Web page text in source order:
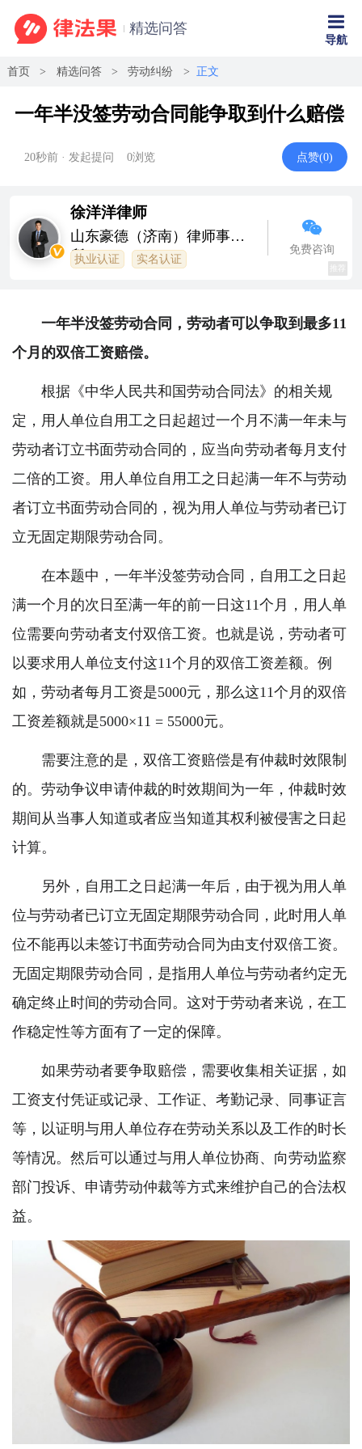
精选问答
导航
首页 精选问答 劳动纠纷 正文
一年半没签劳动合同能争取到什么赔偿
20秒前 · 发起提问 0浏览 点赞(0)
徐洋洋律师
山东豪德（济南）律师事务
所
执业认证 实名认证
免费咨询
一年半没签劳动合同，劳动者可以争取到最多11
个月的双倍工资赔偿。
根据《中华人民共和国劳动合同 法》的相关规
定，用人单位自用工之日起超过一个月不满一年未与
劳动者订立书面劳动合同的，应当向劳动者每月支付
二倍的工资。用人单位自用工之日起满一年不与劳动
者订立书面劳动合同的，视为用人单位与劳动者已订
立无固定期限劳动合同。
在本题中，一年半没签劳动合同，自用工之日起
满一个月的次日至满一年的前一日这11个月，用人单
位需要向劳动者支付双倍工资。也就是说，劳动者可
以要求用人单位支付这11个月的双倍工资差额。例
如，劳动者每月工资是5000元，那么这11个月的双倍
工资差额就是5000×11 = 55000元。
需要注意的是，双倍工资赔偿是有仲裁时效限制
的。劳动争议申请仲裁的时效期间为一年，仲裁时效
期间从当事人知道或者应当知道其权利被侵害之日起
计算。
另外，自用工之日起满一年后，由于视为用人单
位与劳动者已订立无固定期限劳动合同，此时用人单
位不能再以未签订书面劳动合同为由支付双倍工资。
无固定期限劳动合同，是指用人单位与劳动者约定无
确定终止时间的劳动合同。这对于劳动者来说，在工
作稳定性等方面有了一定的保障。
如果劳动者要争取赔偿，需要收集相关证据，如
工资支付凭证或记录、工作证、考勤记录、同事证言
等，以证明与用人单位存在劳动关系以及工作的时长
等情况。然后可以通过与用人单位协商、向劳动监察
部门投诉、申请劳动仲裁等方式来维护自己的合法权
益。